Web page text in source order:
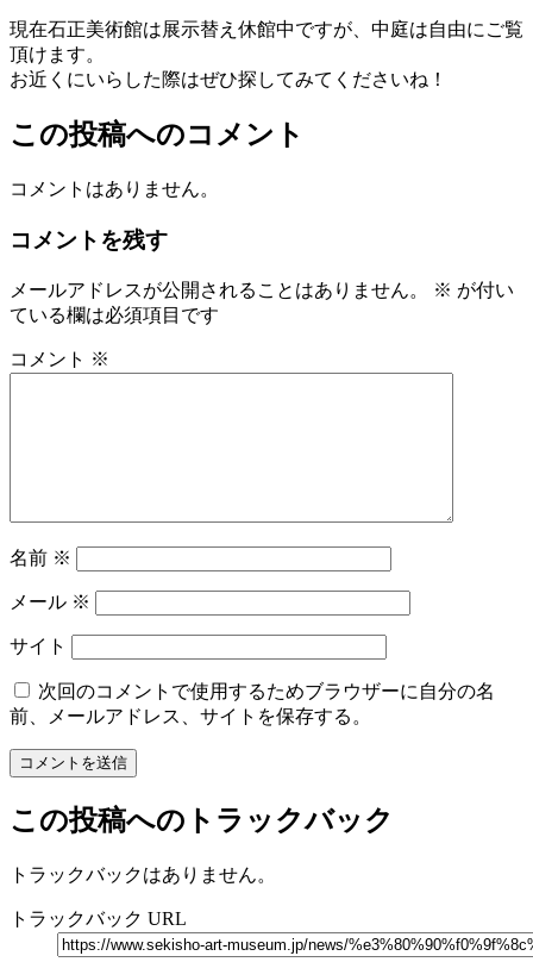
現在石正美術館は展示替え休館中ですが、中庭は自由にご覧
頂けます。
お近くにいらした際はぜひ探してみてくださいね！
この投稿へのコメント
コメントはありません。
コメントを残す
メールアドレスが公開されることはありません。 ※ が付い
ている欄は必須項目です
コメント ※
名前 ※
メール ※
サイト
次回のコメントで使用するためブラウザーに自分の名
前、メールアドレス、サイトを保存する。
この投稿へのトラックバック
トラックバックはありません。
トラックバック URL